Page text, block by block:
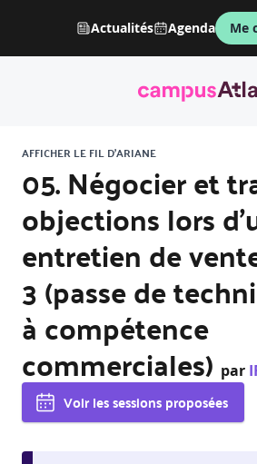
Actualités Agenda Me
AFFICHER LE FIL D'ARIANE
05. Négocier et
objections lors
entretien de
3 (passe de
à compétence
commerciales) par
Voir les sessions proposées